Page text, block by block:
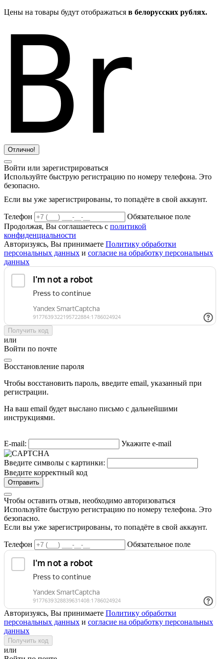
Цены на товары будут отображаться в белорусских рублях.
Отлично!
Войти или зарегистрироваться
Используйте быструю регистрацию по номеру телефона. Это
безопасно.
Если вы уже зарегистрированы, то попадёте в свой аккаунт.
Телефон
Обязательное поле
Продолжая, Вы соглашаетесь с политикой
конфиденциальности
Авторизуясь, Вы принимаете Политику обработки
персональных данных и согласие на обработку персональных
данных
Получить код
или
Войти по почте
Восстановление пароля
Чтобы восстановить пароль, введите email, указанный при
регистрации.
На ваш email будет выслано письмо с дальнейшими
инструкциями.
E-mail: Укажите e-mail
Введите символы с картинки:
Введите корректный код
Отправить
Чтобы оставить отзыв, необходимо авторизоваться
Используйте быструю регистрацию по номеру телефона. Это
безопасно.
Если вы уже зарегистрированы, то попадёте в свой аккаунт.
Телефон Обязательное поле
Авторизуясь, Вы принимаете Политику обработки
персональных данных и согласие на обработку персональных
данных
Получить код
или